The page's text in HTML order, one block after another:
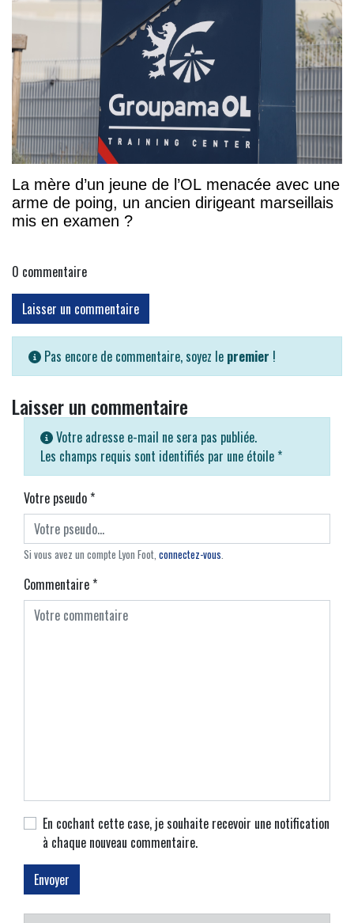
La mère d’un jeune de l’OL menacée avec une
arme de poing, un ancien dirigeant marseillais
mis en examen ?
0 commentaire
Laisser un commentaire
Pas encore de commentaire, soyez le premier !
Laisser un commentaire
Votre adresse e-mail ne sera pas publiée.
Les champs requis sont identifiés par une étoile *
Votre pseudo*
Si vous avez un compte Lyon Foot, connectez-vous.
Commentaire*
En cochant cette case, je souhaite recevoir une notification
à chaque nouveau commentaire.